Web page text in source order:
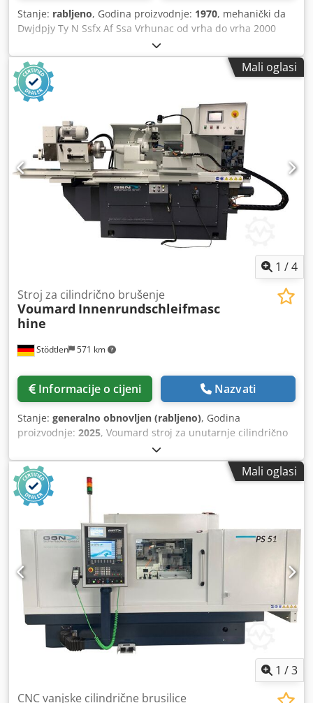
Stanje: rabljeno, Godina proizvodnje: 1970, mehanički da
Dwjdpjy Ty N Ssfx Af Ssa Vrhunac od vrha do vrha 2000
mm Težina stroja cca 7,9 t dodatni brusni kotači
Mali oglasi
1 /4
Stödtlen 571 km
Stroj za cilindrično brušenje
Voumard Innenrundschleifmasc
hine
Informacije o cijeni Nazvati
Stanje: generalno obnovljen (rabljeno), Godina
proizvodnje: 2025, Voumard stroj za unutarnje cilindrično
brušenje Središnja visina: 180 mm (moguće više kao opcija)
Dubina brušenja: 200 mm Težina obratka: 170 kg Ostale
slobodno odabrane opcije - Potpuno novi upravljački ormar
s PLC osnovnim i panelom - Pretvorba u kuglični navojni
pogon uključujući SPS-Pro (ciklički kontroliran) - "Memorija
izratka" PLC-PRO za 10/15/30/50 izradaka - Mini ručni
uređaj za SPS-PRO - Rotacijski enkoder u zakretnoj osi -
Staklena ljestvica u Z osi - Vreteno za unutarnje brušenje
frekvencijskog pretvarača - Preinaka kolica na pneumatsko
podizanje - Vrhunac povećanja - Oznaka CE u kombinaciji s
djelomično ili potpuno zatvorenom komorom za prskanje
vode Dedpfx Afjhpn Sxj Sewa - Daljinsko održavanje -
prikladno rashladno sredstvo/sustav ekstrakcije - i mnogo
više. Također možemo izvršiti remont vašeg postojećeg
stroja! Schaudt / Studer / Kellenberger / Bahmüller /
Voumard / Overbeck / Fortuna / Tacchella i mnogi drugi.
Mali oglasi
1 /3
CNC vanjske cilindrične brusilice